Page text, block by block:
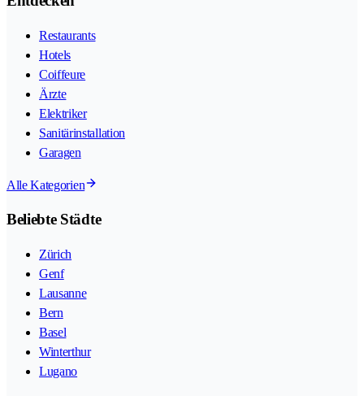
Restaurants
Hotels
Coiffeure
Ärzte
Elektriker
Sanitärinstallation
Garagen
Alle Kategorien
Beliebte Städte
Zürich
Genf
Lausanne
Bern
Basel
Winterthur
Lugano